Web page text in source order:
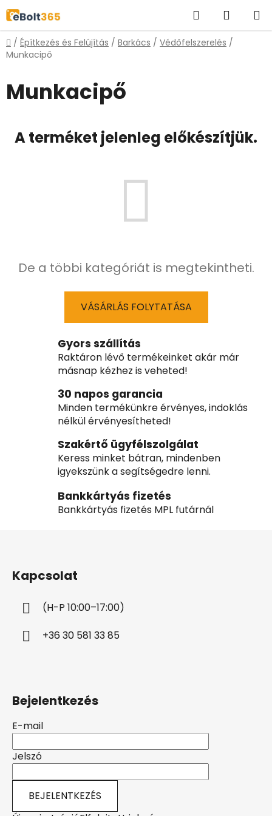
Ugrás
fő
tartalomhoz
KeresésKOSÁR
Kezdőlap
/ Építkezés és Felújítás / Barkács / Védőfelszerelés /
Munkacipő
Munkacipő
A terméket jelenleg előkészítjük.
De a többi kategóriát is megtekintheti.
VÁSÁRLÁS FOLYTATÁSA
Gyors szállítás
Raktáron lévő termékeinket akár már
másnap kézhez is veheted!
30 napos garancia
Minden termékünkre érvényes, indoklás
nélkül érvényesítheted!
Szakértő ügyfélszolgálat
Keress minket bátran, mindenben
igyekszünk a segítségedre lenni.
Bankkártyás fizetés
Bankkártyás fizetés MPL futárnál
Kapcsolat
(H-P 10:00–17:00)
+36 30 581 33 85
Bejelentkezés
E-mail
Jelszó
BEJELENTKEZÉS